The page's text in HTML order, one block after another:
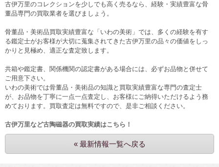
古伊万里のコレクションを少しでも高く売るなら、経験・実績豊富な骨
董品専門の買取業者を選びましょう。
骨董品・美術品買取実績豊富な「いわの美術」では、多くの経験を有す
る鑑定士がお客様が大切に蒐集されてきた古伊万里の品々の価値をしっ
かりと見極め、適正な査定致します。
共箱や鑑定書、関係機関の認定書がある場合には、必ずお品物と併せて
ご用意下さい。
いわの美術では骨董品・美術品の知識と買取実績豊富な専門の査定士
が、お品物を丁寧に一点一点査定し、お客様にご納得いただけるよう務
めております。買取査定は無料ですので、是非ご相談ください。
古伊万里など古陶磁器の買取実績はこちら！
« 最新情報一覧へ戻る